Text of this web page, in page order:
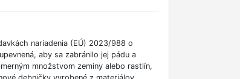
nariadenia (EÚ) 2023/988 o
aby sa zabránilo jej pádu a
množstvom zeminy alebo rastlín,